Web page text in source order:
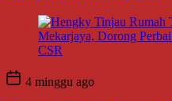
4 minggu ago